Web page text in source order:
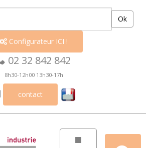
Ok
 Configurateur ICI !
02 32 842 842
8h30-12h00 13h30-17h
contact